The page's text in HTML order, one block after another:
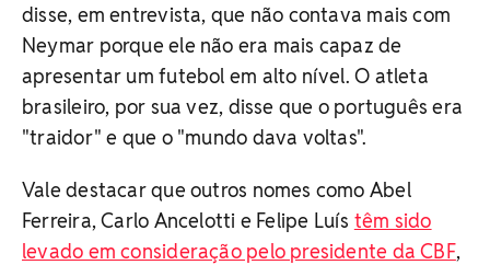
disse, em entrevista, que não contava mais com
Neymar porque ele não era mais capaz de
apresentar um futebol em alto nível. O atleta
brasileiro, por sua vez, disse que o português era
"traidor" e que o "mundo dava voltas".
Vale destacar que outros nomes como Abel
Ferreira, Carlo Ancelotti e Felipe Luís têm sido
levado em consideração pelo presidente da CBF,